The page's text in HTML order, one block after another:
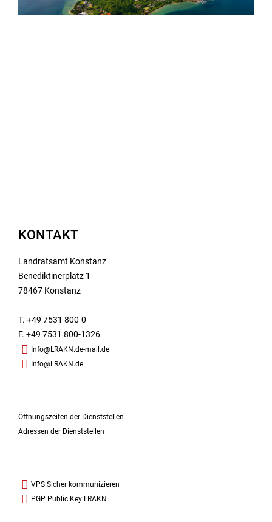
KONTAKT
Landratsamt Konstanz
Benediktinerplatz 1
78467 Konstanz
T. +49 7531 800-0
F. +49 7531 800-1326
Info@LRAKN.de-mail.de
Info@LRAKN.de
Öffnungszeiten der Dienststellen
Adressen der Dienststellen
VPS Sicher kommunizieren
PGP Public Key LRAKN